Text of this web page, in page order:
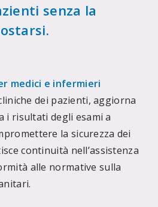
senza la
medici e infermieri
dei pazienti, aggiorna
i risultati degli esami a
la sicurezza dei
continuità nell’assistenza
alle normative sulla